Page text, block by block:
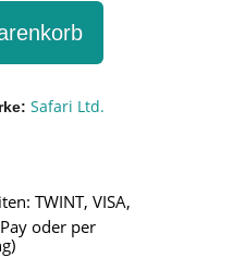
Safari Ltd.
TWINT, VISA,
oder per